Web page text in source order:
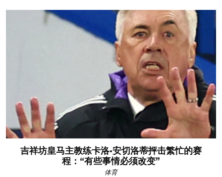
吉祥坊皇马主教练卡洛·安切洛蒂抨击繁忙的赛
程：“有些事情必须改变”
体育